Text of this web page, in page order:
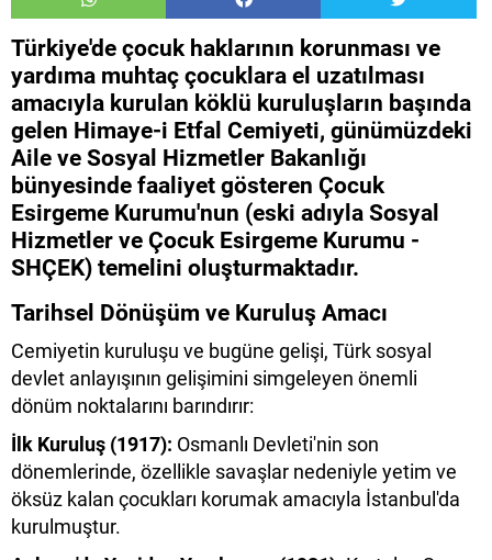
Türkiye'de çocuk haklarının korunması ve
yardıma muhtaç çocuklara el uzatılması
amacıyla kurulan köklü kuruluşların başında
gelen Himaye-i Etfal Cemiyeti, günümüzdeki
Aile ve Sosyal Hizmetler Bakanlığı
bünyesinde faaliyet gösteren Çocuk
Esirgeme Kurumu'nun (eski adıyla Sosyal
Hizmetler ve Çocuk Esirgeme Kurumu -
SHÇEK) temelini oluşturmaktadır.
Tarihsel Dönüşüm ve Kuruluş Amacı
Cemiyetin kuruluşu ve bugüne gelişi, Türk sosyal
devlet anlayışının gelişimini simgeleyen önemli
dönüm noktalarını barındırır:
İlk Kuruluş (1917): Osmanlı Devleti'nin son
dönemlerinde, özellikle savaşlar nedeniyle yetim ve
öksüz kalan çocukları korumak amacıyla İstanbul'da
kurulmuştur.